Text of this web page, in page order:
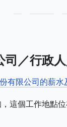
司／行政
有限公司的薪水
這個工作地點